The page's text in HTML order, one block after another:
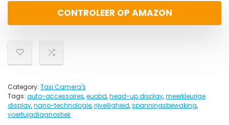
CONTROLEER OP AMAZON
Category: Taxi Camera's
Tags: auto-accessoires,euobd,head-up display,meerkleurige
display,nano-technologie,rijveiligheid,spanningsbewaking,
voertuigdiagnostiek